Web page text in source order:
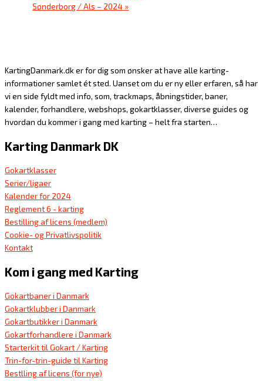
Sønderborg / Als – 2024 »
KartingDanmark.dk er for dig som ønsker at have alle karting-
informationer samlet ét sted. Uanset om du er ny eller erfaren, så har
vi en side fyldt med info, som, trackmaps, åbningstider, baner,
kalender, forhandlere, webshops, gokartklasser, diverse guides og
hvordan du kommer i gang med karting – helt fra starten…
Karting Danmark DK
Gokartklasser
Serier/ligaer
Kalender for 2024
Reglement 6 - karting
Bestilling af licens (medlem)
Cookie- og Privatlivspolitik
Kontakt
Kom i gang med Karting
Gokartbaner i Danmark
Gokartklubber i Danmark
Gokartbutikker i Danmark
Gokartforhandlere i Danmark
Starterkit til Gokart / Karting
Trin-for-trin-guide til Karting
Bestlling af licens (for nye)